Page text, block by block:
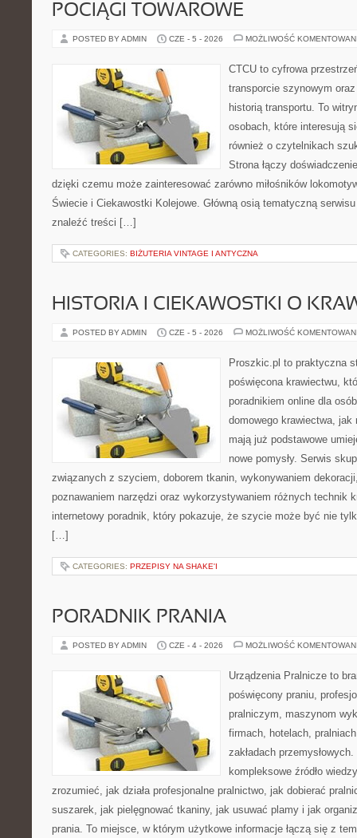
POCIĄGI TOWAROWE
POSTED BY ADMIN CZE - 5 - 2026 MOŻLIWOŚĆ
CTCU to cyfrowa
transporcie szynowym
historią transportu. To
osobach, które interesują
również o czytelnikach
Strona łączy
dzięki czemu może zainteresować zarówno miłośników
Świecie i Ciekawostki Kolejowe. Główną osią tematyczną
znaleźć treści […]
CATEGORIES: BIŻUTERIA VINTAGE I ANTYCZNA
HISTORIA I CIEKAWOSTKI O
POSTED BY ADMIN CZE - 5 - 2026 MOŻLIWOŚĆ
Proszkic.pl to praktyczna
poświęcona krawiectwu,
poradnikiem online dla
domowego krawiectwa,
mają już podstawowe
nowe pomysły. Serwis
związanych z szyciem, doborem tkanin, wykonywaniem
poznawaniem narzędzi oraz wykorzystywaniem różnych technik
internetowy poradnik, który pokazuje, że szycie może być nie
[…]
CATEGORIES: PRZEPISY NA SHAKE'I
PORADNIK PRANIA
POSTED BY ADMIN CZE - 4 - 2026 MOŻLIWOŚĆ
Urządzenia Pralnicze to
poświęcony praniu,
pralniczym, maszynom
firmach, hotelach,
zakładach
kompleksowe źródło
zrozumieć, jak działa profesjonalne pralnictwo, jak dobierać
suszarek, jak pielęgnować tkaniny, jak usuwać plamy i jak
prania. To miejsce, w którym użytkowe informacje łączą się z